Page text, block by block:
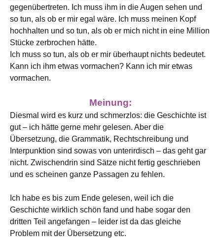
gegenübertreten. Ich muss ihm in die Augen sehen und
so tun, als ob er mir egal wäre. Ich muss meinen Kopf
hochhalten und so tun, als ob er mich nicht in eine Million
Stücke zerbrochen hätte.
Ich muss so tun, als ob er mir überhaupt nichts bedeutet.
Kann ich ihm etwas vormachen? Kann ich mir etwas
vormachen.
Meinung:
Diesmal wird es kurz und schmerzlos: die Geschichte ist
gut – ich hätte gerne mehr gelesen. Aber die
Übersetzung, die Grammatik, Rechtschreibung und
Interpunktion sind sowas von unterirdisch – das geht gar
nicht. Zwischendrin sind Sätze nicht fertig geschrieben
und es scheinen ganze Passagen zu fehlen.
Ich habe es bis zum Ende gelesen, weil ich die
Geschichte wirklich schön fand und habe sogar den
dritten Teil angefangen – leider ist da das gleiche
Problem mit der Übersetzung etc.